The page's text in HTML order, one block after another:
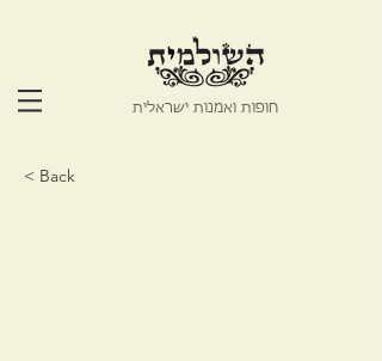
חופות ואמנות ישראלית
< Back